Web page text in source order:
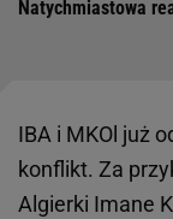
Natychmiastowa
IBA i MKOl już
konflikt. Za
Algierki Imane